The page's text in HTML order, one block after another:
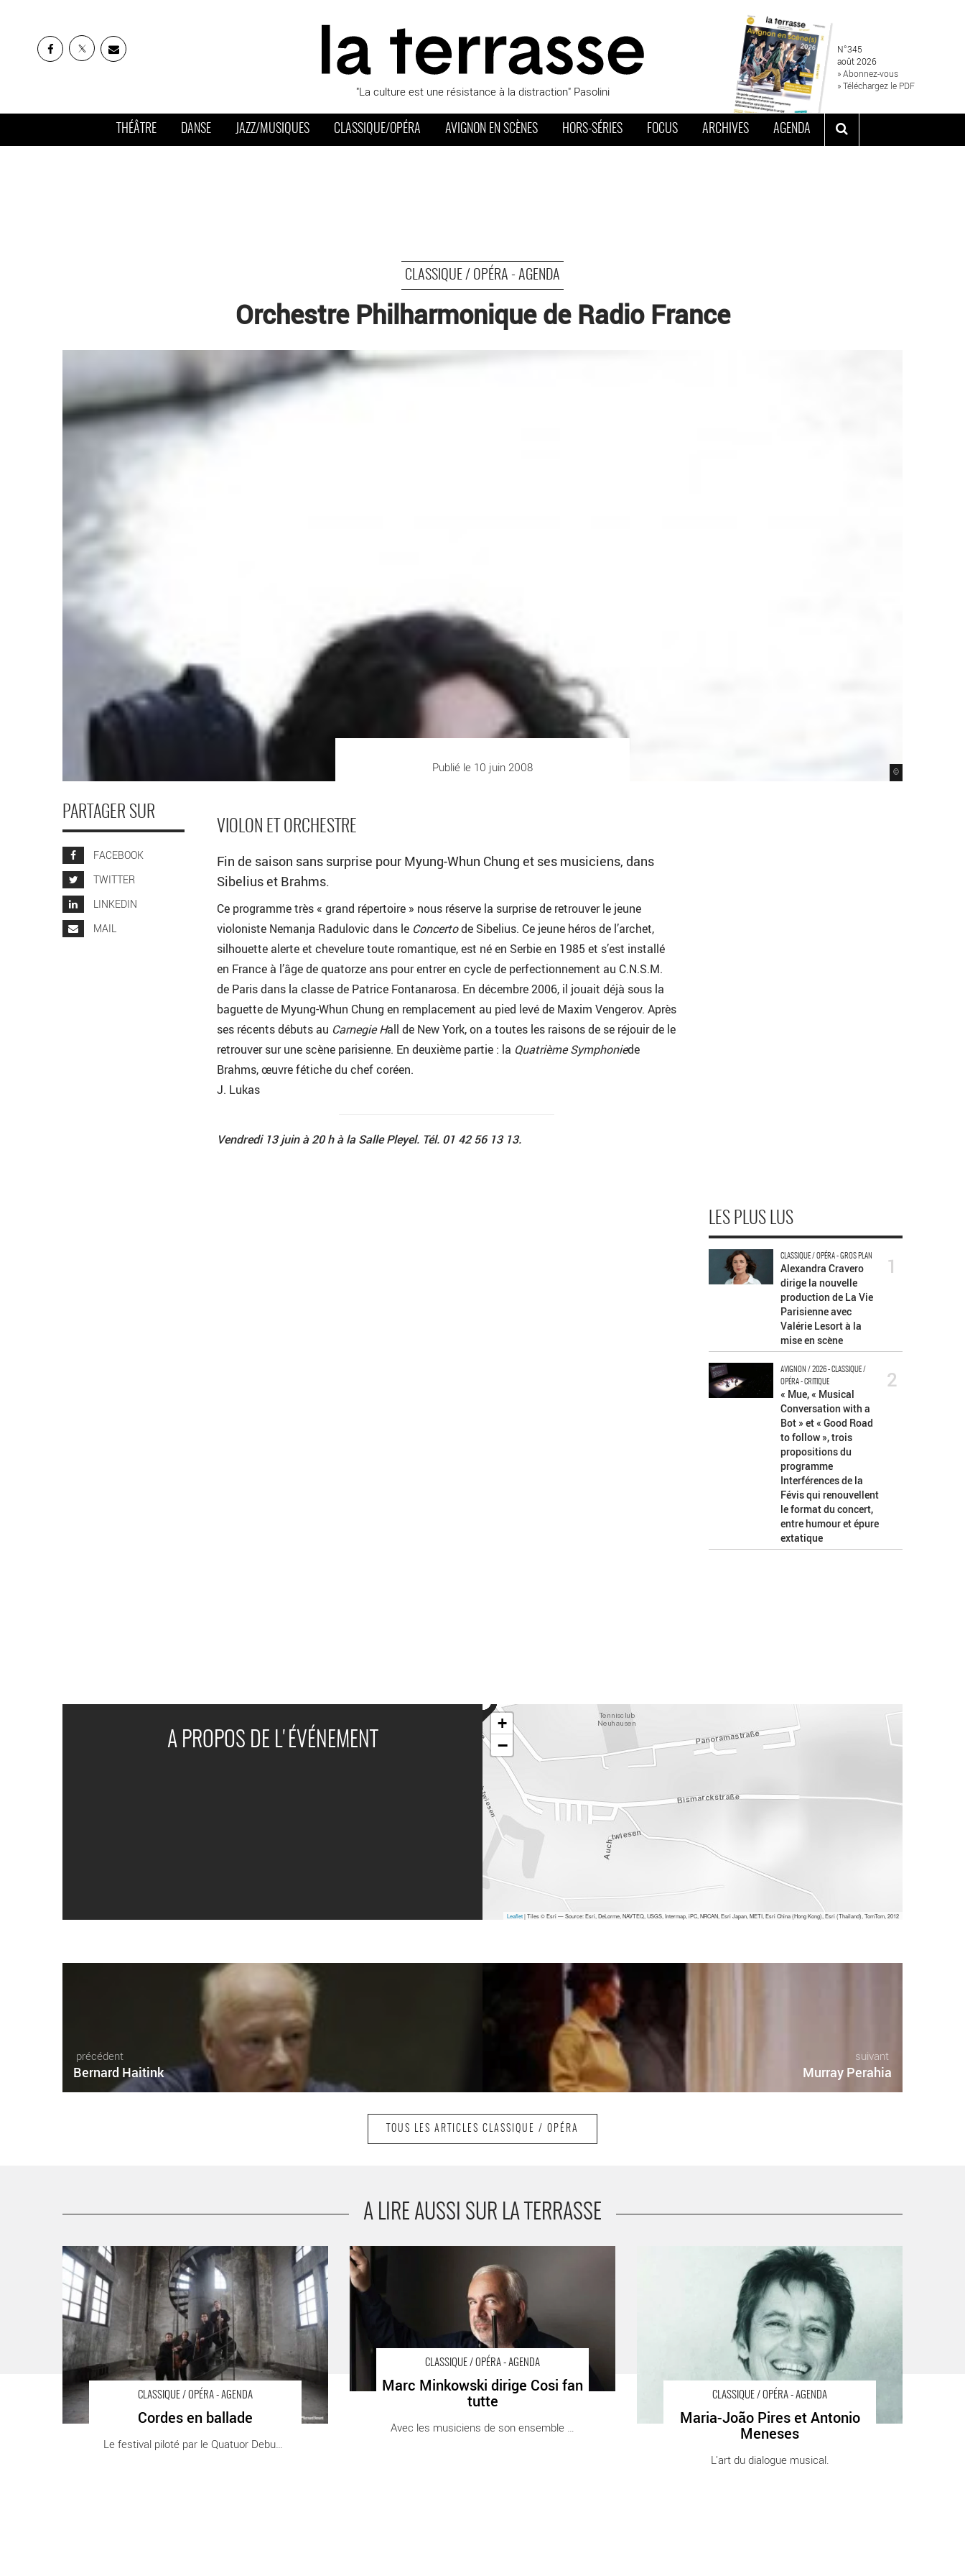
"La culture est une résistance à la distraction" Pasolini
N°345
août 2026
» Abonnez-vous
» Téléchargez le PDF
THÉÂTRE DANSE JAZZ/MUSIQUES CLASSIQUE/OPÉRA AVIGNON EN SCÈNES HORS-SÉRIES FOCUS ARCHIVES AGENDA
CLASSIQUE / OPÉRA - AGENDA
Orchestre Philharmonique de Radio France
©
Publié le 10 juin 2008
PARTAGER SUR
FACEBOOK
TWITTER
LINKEDIN
MAIL
VIOLON ET ORCHESTRE
Fin de saison sans surprise pour Myung-Whun Chung et ses musiciens, dans
Sibelius et Brahms.
Ce programme très « grand répertoire » nous réserve la surprise de retrouver le jeune
violoniste Nemanja Radulovic dans le Concertode Sibelius. Ce jeune héros de l’archet,
silhouette alerte et chevelure toute romantique, est né en Serbie en 1985 et s’est installé
en France à l’âge de quatorze ans pour entrer en cycle de perfectionnement au C.N.S.M.
de Paris dans la classe de Patrice Fontanarosa. En décembre 2006, il jouait déjà sous la
baguette de Myung-Whun Chung en remplacement au pied levé de Maxim Vengerov. Après
ses récents débuts au Carnegie Hall de New York, on a toutes les raisons de se réjouir de le
retrouver sur une scène parisienne. En deuxième partie : la Quatrième Symphoniede
Brahms, œuvre fétiche du chef coréen.
J. Lukas
Vendredi 13 juin à 20 h à la Salle Pleyel. Tél. 01 42 56 13 13.
LES PLUS LUS
CLASSIQUE / OPÉRA - GROS PLAN
Alexandra Cravero
dirige la nouvelle
production de La Vie
Parisienne avec
Valérie Lesort à la
mise en scène
1
AVIGNON / 2026 - CLASSIQUE /
OPÉRA - CRITIQUE
« Mue, « Musical
Conversation with a
Bot » et « Good Road
to follow », trois
propositions du
programme
Interférences de la
Févis qui renouvellent
le format du concert,
entre humour et épure
extatique
2
A PROPOS DE L'ÉVÉNEMENT
+
−
Leaflet| Tiles © Esri — Source: Esri, DeLorme, NAVTEQ, USGS, Intermap, iPC, NRCAN, Esri Japan, METI, Esri China (Hong Kong), Esri (Thailand), TomTom, 2012
précédent
Bernard Haitink
suivant
Murray Perahia
TOUS LES ARTICLES CLASSIQUE / OPÉRA
A LIRE AUSSI SUR LA TERRASSE
CLASSIQUE / OPÉRA - AGENDA
Cordes en ballade
Cordes en ballade - Critique sortie Classique / Opéra
CLASSIQUE / OPÉRA - AGENDA
Marc Minkowski dirige Cosi fan
tutte
Marc Minkowski dirige Cosi fan tutte - Critique sortie
Classique / Opéra Paris Théâtre des Champs-Élysées
CLASSIQUE / OPÉRA - AGENDA
Maria-João Pires et Antonio
Meneses
L’art du dialogue musical.
Maria-João Pires et Antonio Meneses - Critique sortie
Classique / Opéra Paris Théâtre de la Ville